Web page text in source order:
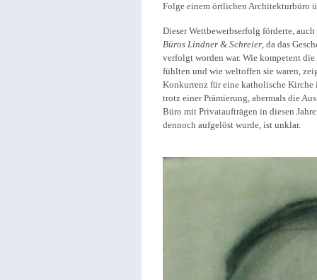
Folge einem örtlichen Architekturbüro
Dieser Wettbewerbserfolg förderte,
Büros Lindner & Schreier, da das
verfolgt worden war. Wie kompetent
fühlten und wie weltoffen sie waren,
Konkurrenz für eine katholische
trotz einer Prämierung, abermals die
Büro mit Privataufträgen in diesen
dennoch aufgelöst wurde, ist unklar.